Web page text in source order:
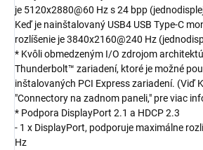
je 5120x2880@60 Hz s 24 bpp
Keď je nainštalovaný USB4 USB Type-C
rozlíšenie je 3840x2160@240 Hz
* Kvôli obmedzeným I/O zdrojom
Thunderbolt™ zariadení, ktoré je možné
inštalovaných PCI Express zariadení. (Viď
"Connectory na zadnom paneli," pre viac
* Podpora DisplayPort 2.1 a HDCP 2.3
- 1 x DisplayPort, podporuje maximálne
Hz